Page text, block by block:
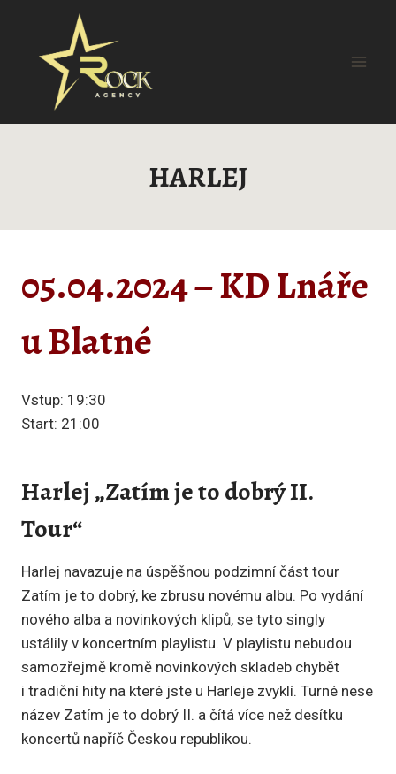
obsah
HARLEJ
05.04.2024 – KD Lnáře
u Blatné
Vstup: 19:30
Start: 21:00
Harlej „Zatím je to dobrý II.
Tour“
Harlej navazuje na úspěšnou podzimní část tour
Zatím je to dobrý, ke zbrusu novému albu. Po vydání
nového alba a novinkových klipů, se tyto singly
ustálily v koncertním playlistu. V playlistu nebudou
samozřejmě kromě novinkových skladeb chybět
i tradiční hity na které jste u Harleje zvyklí. Turné nese
název Zatím je to dobrý II. a čítá více než desítku
koncertů napříč Českou republikou.